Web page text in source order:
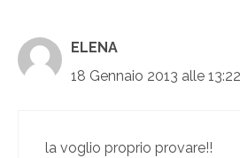
ELENA
18 Gennaio 2013 alle 13:22
la voglio proprio provare!!